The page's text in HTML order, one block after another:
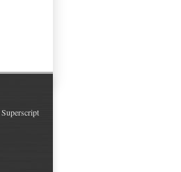
Superscript